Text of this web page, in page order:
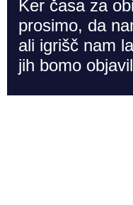
Ker časa za
prosimo, da
ali igrišč nam
jih bomo